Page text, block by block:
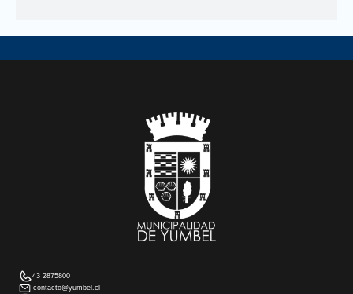
43 2875800
contacto@yumbel.cl